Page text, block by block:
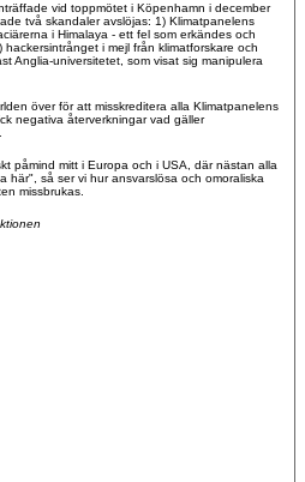
vid toppmötet i Köpenhamn i december
två skandaler avslöjas: 1) Klimatpanelens
i Himalaya - ett fel som erkändes och
i mejl från klimatforskare och
Anglia-universitetet, som visat sig manipulera
över för att misskreditera alla Klimatpanelens
negativa återverkningar vad gäller
påmind mitt i Europa och i USA, där nästan alla
här", så ser vi hur ansvarslösa och omoraliska
missbrukas.